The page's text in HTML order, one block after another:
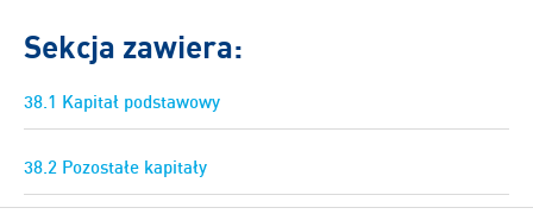
Sekcja zawiera:
38.1 Kapitał podstawowy
38.2 Pozostałe kapitały